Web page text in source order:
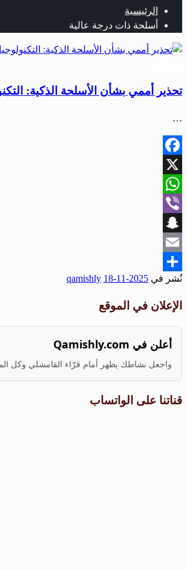
الرئيسية
أسلحة ذات درجة عالية
تحذير أممي بشأن الأسلحة الذكية:
…
Facebook
X
WhatsApp
Viber
Snapchat
Email
Share
نُشر في 2025-11-18
qamishly
الإعلان في الموقع
أعلن في Qamishly.com
واجعل نشاطك يظهر أمام قرّاء القامشلي وكل
قناتنا على الواتساب